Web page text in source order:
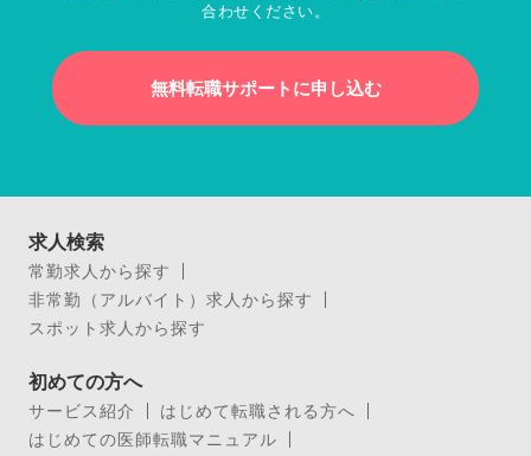
合わせください。
無料転職サポートに申し込む
求人検索
常勤求人から探す
非常勤（アルバイト）求人から探す
スポット求人から探す
初めての方へ
サービス紹介
はじめて転職される方へ
はじめての医師転職マニュアル